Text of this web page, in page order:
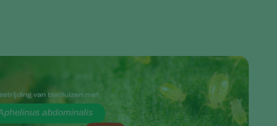
Greece
India
Italy